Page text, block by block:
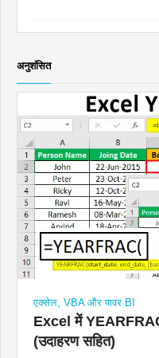
अनुशंसित
एक्सेल, VBA और पावर BI
Excel में
(उदाहरण सहित)